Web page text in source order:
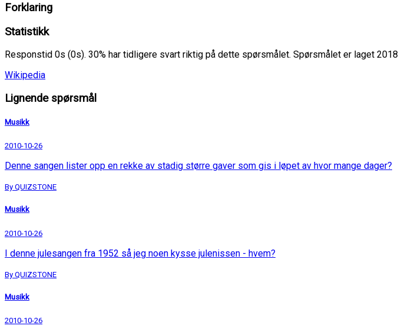
Forklaring
Statistikk
Responstid 0s (0s). 30% har tidligere svart riktig på dette spørsmålet. Spørsmålet er laget
Wikipedia
Lignende spørsmål
Musikk
2010-10-26
Denne sangen lister opp en rekke av stadig større gaver som gis i løpet av hvor mange dager?
By QUIZSTONE
Musikk
2010-10-26
I denne julesangen fra 1952 så jeg noen kysse julenissen - hvem?
By QUIZSTONE
Musikk
2010-10-26